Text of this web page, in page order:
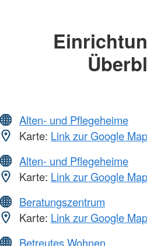
Alten- und Pflegeheime
Karte: Link zur Google
Alten- und Pflegeheime
Karte: Link zur Google
Beratungszentrum
Karte: Link zur Google
Betreutes Wohnen